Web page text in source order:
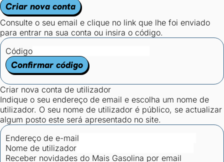
Criar nova conta
Consulte o seu email e clique no link que lhe foi enviado
para entrar na sua conta ou insira o código.
Código
Confirmar código
Criar nova conta de utilizador
Indique o seu endereço de email e escolha um nome de
utilizador. O seu nome de utilizador é público, se actualizar
algum posto este será apresentado no site.
Endereço de e-mail
Nome de utilizador
Receber novidades do Mais Gasolina por email